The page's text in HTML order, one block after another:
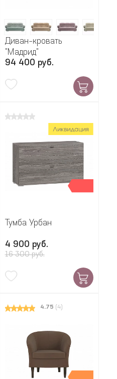
Диван-кровать
"Мадрид"
94 400 руб.
Тумба Урбан
4 900 руб.
16 300 руб.
4.75 (4)